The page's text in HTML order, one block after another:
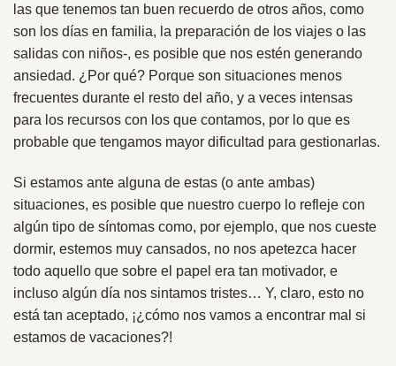
las que tenemos tan buen recuerdo de otros años, como
son los días en familia, la preparación de los viajes o las
salidas con niños-, es posible que nos estén generando
ansiedad. ¿Por qué? Porque son situaciones menos
frecuentes durante el resto del año, y a veces intensas
para los recursos con los que contamos, por lo que es
probable que tengamos mayor dificultad para gestionarlas.
Si estamos ante alguna de estas (o ante ambas)
situaciones, es posible que nuestro cuerpo lo refleje con
algún tipo de síntomas como, por ejemplo, que nos cueste
dormir, estemos muy cansados, no nos apetezca hacer
todo aquello que sobre el papel era tan motivador, e
incluso algún día nos sintamos tristes… Y, claro, esto no
está tan aceptado, ¡¿cómo nos vamos a encontrar mal si
estamos de vacaciones?!